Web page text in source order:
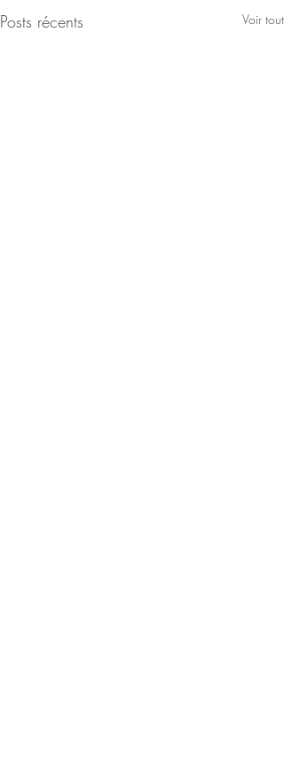
Posts récents Voir tout